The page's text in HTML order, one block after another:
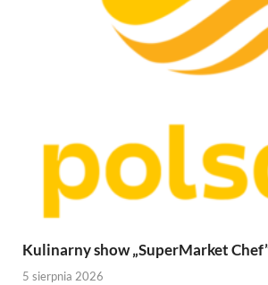
Kulinarny show „SuperMarket
5 sierpnia 2026